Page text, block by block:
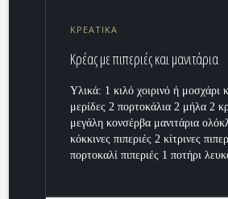
ΚΡΕΑΤΙΚΑ
Κρέας με πιπεριές και μανιτάρια
Υλικά: 1 κιλό χοιρινό ή μοσχάρι
μερίδες 2 πορτοκάλια 2 μήλα 2
μεγάλη κονσέρβα μανιτάρια
κόκκινες πιπεριές 2 κίτρινες
πορτοκαλί πιπεριές 1 ποτήρι